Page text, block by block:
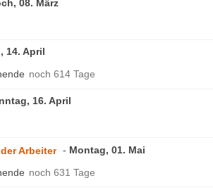
08. März
14. April
noch 614 Tage
16. April
Arbeiter
Montag, 01. Mai
noch 631 Tage